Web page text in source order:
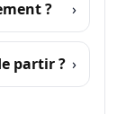
?
partir ?